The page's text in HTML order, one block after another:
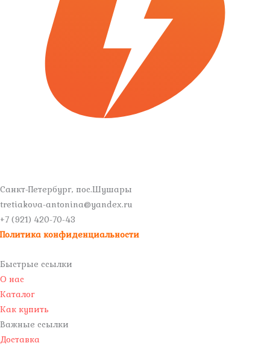
Санкт-Петербург, пос.Шушары
tretiakova-antonina@yandex.ru
+7 (921) 420-70-43
Политика конфиденциальности
Быстрые ссылки
О нас
Каталог
Как купить
Важные ссылки
Доставка